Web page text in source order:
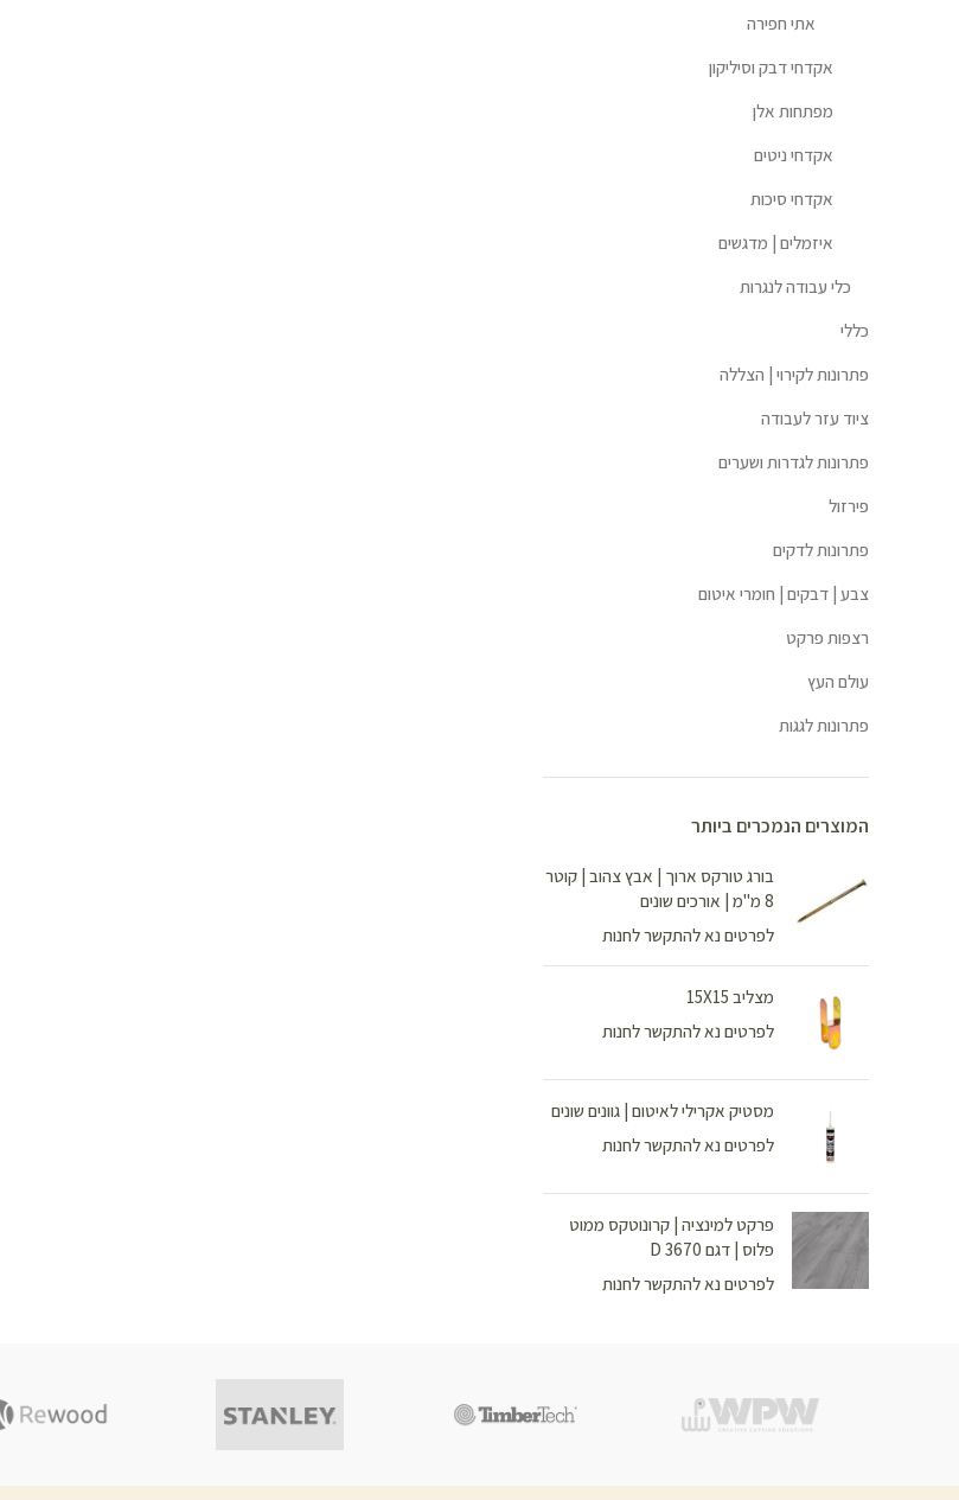
אתי חפירה
אקדחי דבק וסיליקון
מפתחות אלן
אקדחי ניטים
אקדחי סיכות
איזמלים | מדגשים
כלי עבודה לנגרות
כללי
פתרונות לקירוי | הצללה
ציוד עזר לעבודה
פתרונות לגדרות ושערים
פירזול
פתרונות לדקים
צבע | דבקים | חומרי איטום
רצפות פרקט
עולם העץ
פתרונות לגגות
המוצרים הנמכרים ביותר
בורג טורקס ארוך | אבץ צהוב | קוטר
8 מ"מ | אורכים שונים
לפרטים נא להתקשר לחנות
מצליב 15X15
לפרטים נא להתקשר לחנות
מסטיק אקרילי לאיטום | גוונים שונים
לפרטים נא להתקשר לחנות
פרקט למינציה | קרונוטקס ממוט
פלוס | דגם D 3670
לפרטים נא להתקשר לחנות